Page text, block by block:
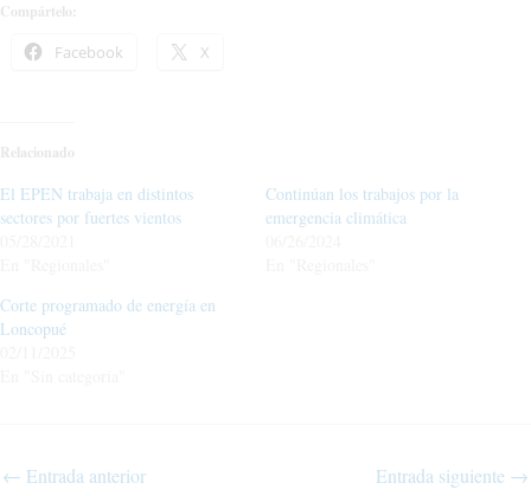
Compártelo:
Facebook X
Relacionado
El EPEN trabaja en distintos
sectores por fuertes vientos
Continúan los trabajos por la
emergencia climática
Corte programado de energía en
Loncopué
← Entrada anterior Entrada siguiente →